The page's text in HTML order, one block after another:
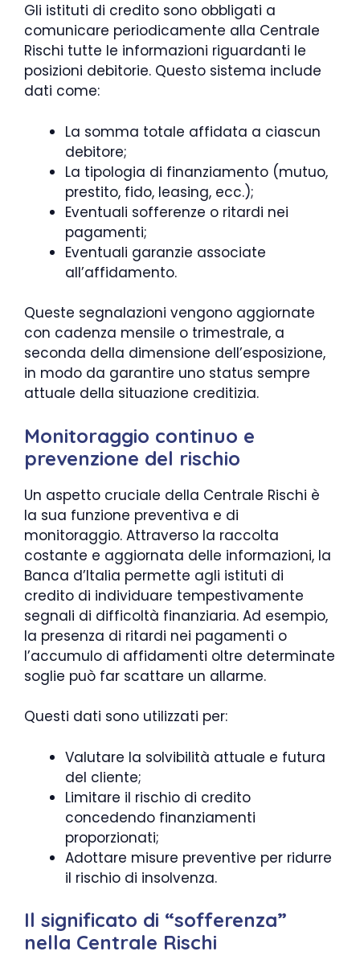
Gli istituti di credito sono obbligati a
comunicare periodicamente alla Centrale
Rischi tutte le informazioni riguardanti le
posizioni debitorie. Questo sistema include
dati come:
La somma totale affidata a ciascun
debitore;
La tipologia di finanziamento (mutuo,
prestito, fido, leasing, ecc.);
Eventuali sofferenze o ritardi nei
pagamenti;
Eventuali garanzie associate
all’affidamento.
Queste segnalazioni vengono aggiornate
con cadenza mensile o trimestrale, a
seconda della dimensione dell’esposizione,
in modo da garantire uno status sempre
attuale della situazione creditizia.
Monitoraggio continuo e
prevenzione del rischio
Un aspetto cruciale della Centrale Rischi è
la sua funzione preventiva e di
monitoraggio. Attraverso la raccolta
costante e aggiornata delle informazioni, la
Banca d’Italia permette agli istituti di
credito di individuare tempestivamente
segnali di difficoltà finanziaria. Ad esempio,
la presenza di ritardi nei pagamenti o
l’accumulo di affidamenti oltre determinate
soglie può far scattare un allarme.
Questi dati sono utilizzati per:
Valutare la solvibilità attuale e futura
del cliente;
Limitare il rischio di credito
concedendo finanziamenti
proporzionati;
Adottare misure preventive per ridurre
il rischio di insolvenza.
Il significato di “sofferenza”
nella Centrale Rischi